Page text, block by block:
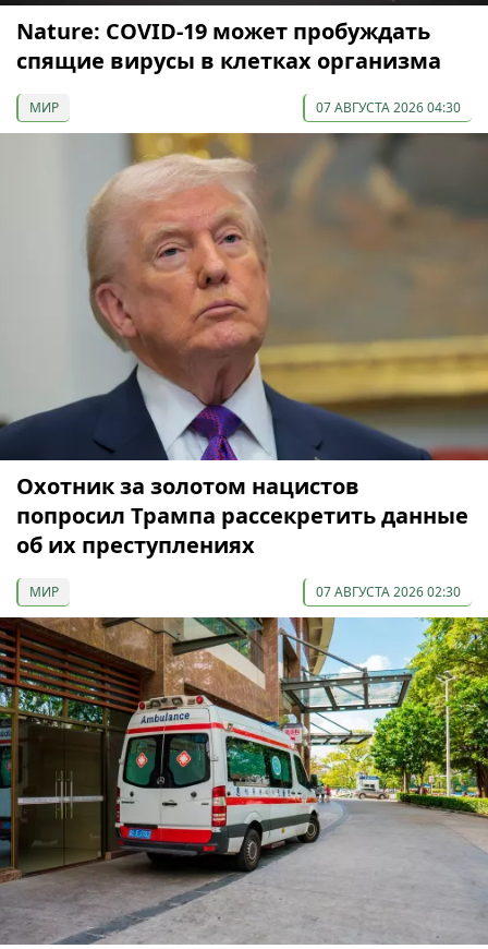
Nature: COVID-19 может пробуждать
спящие вирусы в клетках организма
МИР 07 АВГУСТА 2026 04:30
Охотник за золотом нацистов
попросил Трампа рассекретить данные
об их преступлениях
МИР 07 АВГУСТА 2026 02:30